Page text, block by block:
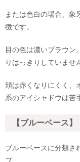
または色白の場合、象
徴です。
目の色は濃いブラウン
りはっきりしていませ
頬は赤くなりにくく、
系のアイシャドウは苦
【ブルーベース】
ブルーベースに分類さ